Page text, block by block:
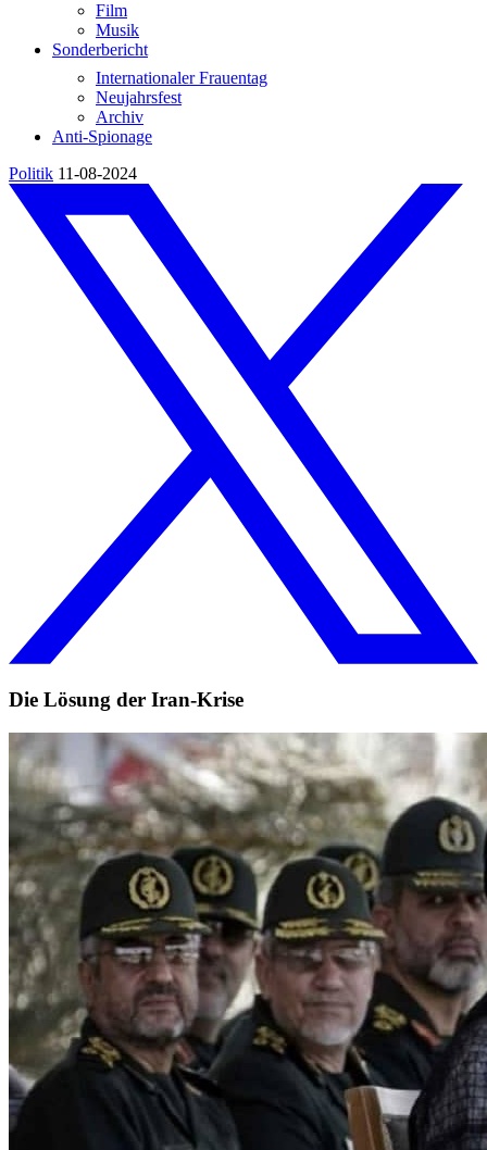
Film
Musik
Sonderbericht
Internationaler Frauentag
Neujahrsfest
Archiv
Anti-Spionage
Politik 11-08-2024
Die Lösung der Iran-Krise